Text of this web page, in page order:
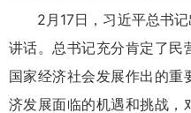
2月17日，习近平总书
讲话。总书记充分肯定了民
国家经济社会发展作出的
济发展面临的机遇和挑战，